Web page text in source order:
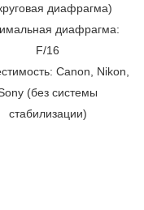
диафрагма)
диафрагма:
F/16
Canon, Nikon,
(без системы
стабилизации)